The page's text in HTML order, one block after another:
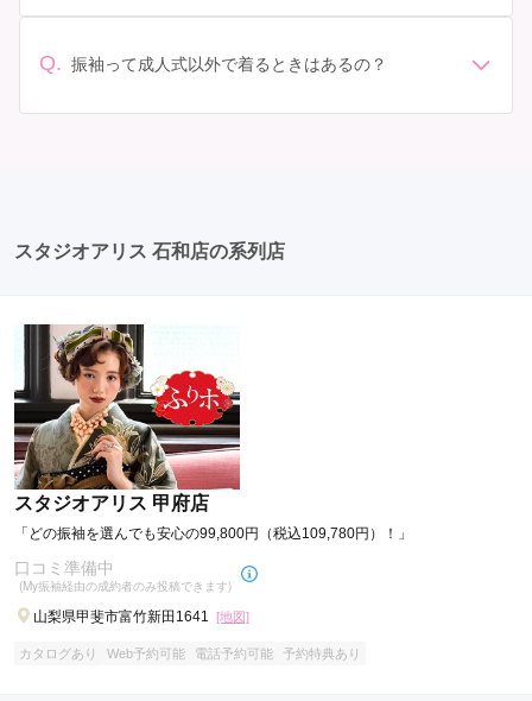
っかり確認しておく必要があります。 お店選び: 評判や
しょう。
人式: 一般的に午前中に成人式が行わる場合が多いです
Q. 振袖って成人式以外で着るときはあるの？
スタジオアリス 石和店の系列店
スタジオアリス 甲府店
「どの振袖を選んでも安心の99,800円（税込109,780円）！」
口コミ準備中
(My振袖経由の成約者のみ投稿できます)
山梨県甲斐市富竹新田1641 [地図]
カタログあり Web予約可能 電話予約可能 予約特典あり